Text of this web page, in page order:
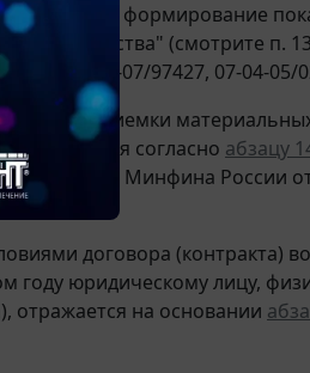
формирование
средства" (смотрите п.
NN 02-06-07/97427, 07-04-05/
факту приемки
отражается согласно абзацу
Минфина России
договора (контракта)
году юридическому лицу,
отражается на основании